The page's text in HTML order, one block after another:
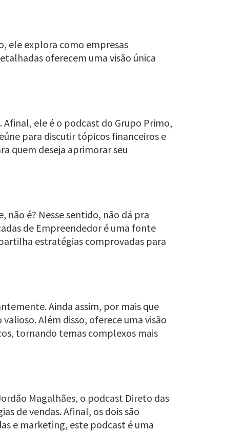
ele explora como empresas
oferecem uma visão única
Afinal, ele é o podcast do Grupo Primo,
para discutir tópicos financeiros e
quem deseja aprimorar seu
não é? Nesse sentido, não dá pra
de Empreendedor é uma fonte
estratégias comprovadas para
Ainda assim, por mais que
Além disso, oferece uma visão
tornando temas complexos mais
Magalhães, o podcast Direto das
de vendas. Afinal, os dois são
e marketing, este podcast é uma